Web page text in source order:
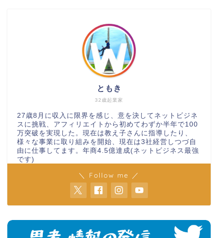
32歳起業家
ともき
27歳8月に収入に限界を感じ、意を決してネットビジネ
スに挑戦、アフィリエイトから初めてわずか半年で100
万突破を実現した。現在は教え子さんに指導したり、
様々な事業に取り組みを開始、現在は3社経営しつづ自
由に仕事してます。年商4.5億達成(ネットビジネス最強
です)
＼ Follow me ／